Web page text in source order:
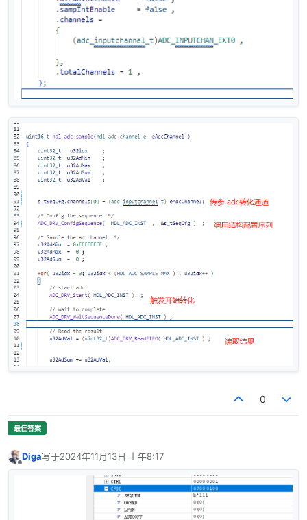
0
Diga写于2024年11月13日 上午8:17
最后由 编辑